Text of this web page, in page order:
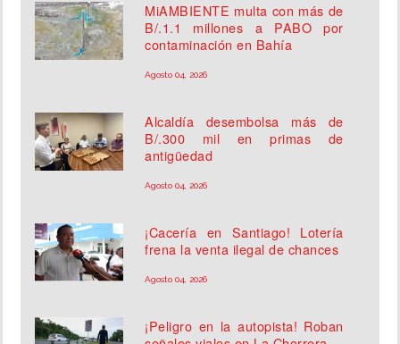
MiAMBIENTE multa con más de
B/.1.1 millones a PABO por
contaminación en Bahía
Agosto 04, 2026
Alcaldía desembolsa más de
B/.300 mil en primas de
antigüedad
Agosto 04, 2026
¡Cacería en Santiago! Lotería
frena la venta ilegal de chances
Agosto 04, 2026
¡Peligro en la autopista! Roban